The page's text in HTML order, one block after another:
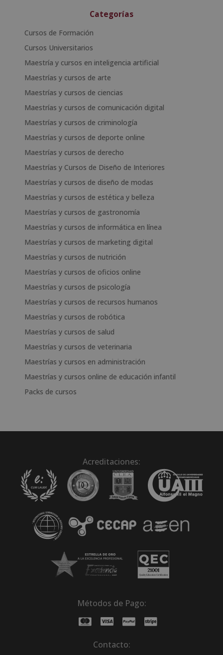
Categorías
Cursos de Formación
Cursos Universitarios
Maestría y cursos en inteligencia artificial
Maestrías y cursos de arte
Maestrías y cursos de ciencias
Maestrías y cursos de comunicación digital
Maestrías y cursos de criminología
Maestrías y cursos de deporte online
Maestrías y cursos de derecho
Maestrías y Cursos de Diseño de Interiores
Maestrías y cursos de diseño de modas
Maestrías y cursos de estética y belleza
Maestrías y cursos de gastronomía
Maestrías y cursos de informática en línea
Maestrías y cursos de marketing digital
Maestrías y cursos de nutrición
Maestrías y cursos de oficios online
Maestrías y cursos de psicología
Maestrías y cursos de recursos humanos
Maestrías y cursos de robótica
Maestrías y cursos de salud
Maestrías y cursos de veterinaria
Maestrías y cursos en administración
Maestrías y cursos online de educación infantil
Packs de cursos
Acreditaciones:
Métodos de Pago:
Contacto: